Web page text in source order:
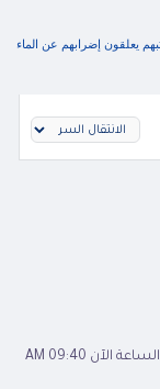
يعلقون إضرابهم عن الماء
الساعة الآن 09:40 AM